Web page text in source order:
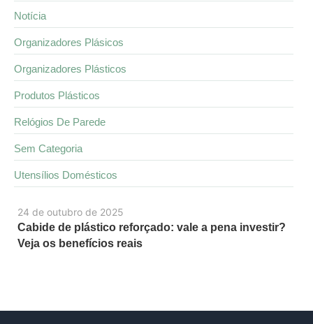
24 de outubro de 2025
Cabide de plástico reforçado: vale a pena investir?
Veja os benefícios reais
Notícia
Organizadores Plásicos
Organizadores Plásticos
Produtos Plásticos
Relógios De Parede
Sem Categoria
Utensílios Domésticos